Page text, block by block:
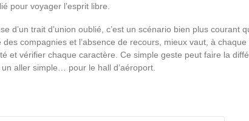
pour voyager l’esprit libre.
d’un trait d’union oublié, c’est un scénario bien plus courant
compagnies et l’absence de recours, mieux vaut, à chaque
et vérifier chaque caractère. Ce simple geste peut faire la
aller simple… pour le hall d’aéroport.